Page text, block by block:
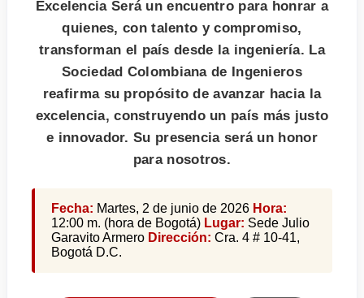
Excelencia Será un encuentro para honrar a
quienes, con talento y compromiso,
transforman el país desde la ingeniería. La
Sociedad Colombiana de Ingenieros
reafirma su propósito de avanzar hacia la
excelencia, construyendo un país más justo
e innovador. Su presencia será un honor
para nosotros.
Fecha: Martes, 2 de junio de 2026 Hora:
12:00 m. (hora de Bogotá) Lugar: Sede Julio
Garavito Armero Dirección: Cra. 4 # 10-41,
Bogotá D.C.